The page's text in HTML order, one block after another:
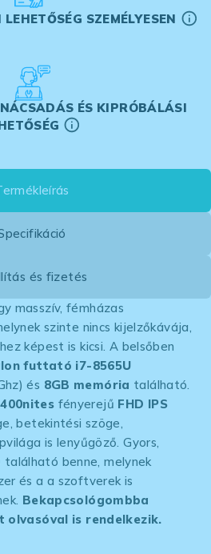
SZEMÉLYESEN
ÉS KIPRÓBÁLÁSI
és fizetés
masszív, fémházas
szinte nincs kijelzőkávája,
képest is kicsi. A belsőben
futtató i7-8565U
és 8GB memória található.
400nites fényerejű FHD IPS
betekintési szöge,
is lenyűgöző. Gyors,
található benne, melynek
és a a szoftverek is
Bekapcsológombba
is rendelkezik.